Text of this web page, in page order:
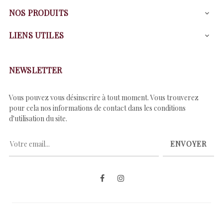
NOS PRODUITS 
LIENS UTILES 
NEWSLETTER
Vous pouvez vous désinscrire à tout moment. Vous trouverez
pour cela nos informations de contact dans les conditions
d'utilisation du site.
ENVOYER
Facebook